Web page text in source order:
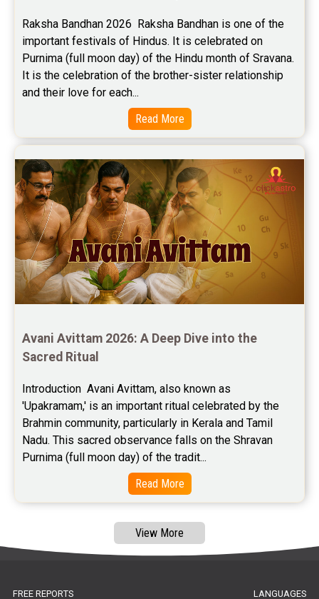
Rahu Ketu Transit Predictions Reviews
Jupiter Transit Predictions Reviews
Free Horoscope Reviews
Free Horoscope Compatibility Reviews
Free Career Horoscope Reviews
Stock Market Predictions Reviews
Free Wealth Horoscope Reviews
Free Marriage Horoscope Reviews
Free Star Horoscope Reviews
Baby Names Reviews
Free Chinese Compatibility Reviews
Free Feng Shui Reviews
Free Panchanga Predictions Reviews
Astrology Consultancy Reviews
Free Janam Kundali Reviews
Free Astrology Reviews
Raksha Bandhan 2026  Raksha Bandhan is one of the
important festivals of Hindus. It is celebrated on
Purnima (full moon day) of the Hindu month of Sravana.
It is the celebration of the brother-sister relationship
and their love for each...
Read More
Avani Avittam 2026: A Deep Dive into the
Sacred Ritual
Introduction  Avani Avittam, also known as
'Upakramam,' is an important ritual celebrated by the
Brahmin community, particularly in Kerala and Tamil
Nadu. This sacred observance falls on the Shravan
Purnima (full moon day) of the tradit...
Read More
View More
FREE REPORTS
LANGUAGES